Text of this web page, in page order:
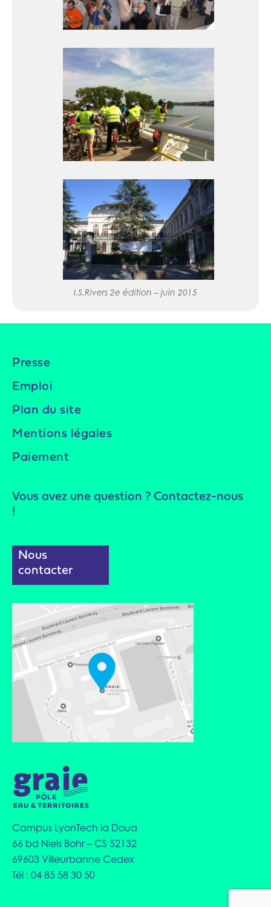
I.S.Rivers 2e édition – juin 2015
Presse
Emploi
Plan du site
Mentions légales
Paiement
Vous avez une question ? Contactez-nous
!
Nous
contacter
Campus LyonTech la Doua
66 bd Niels Bohr – CS 52132
69603 Villeurbanne Cedex
Tél : 04 85 58 30 50